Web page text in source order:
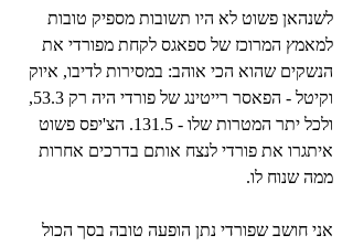
לשנהאן פשוט לא היו תשובות מספיק טובות
למאמץ המרוכז של ספאגס לקחת מפורדי את
הנשקים שהוא הכי אוהב: במסירות לדיבו, איוק
וקיטל - הפאסר רייטינג של פורדי היה רק 53.3,
ולכל יתר המטרות שלו - 131.5. הצ'יפס פשוט
איתגרו את פורדי לנצח אותם בדרכים אחרות
ממה שנוח לו.
אני חושב שפורדי נתן הופעה טובה בסך הכול